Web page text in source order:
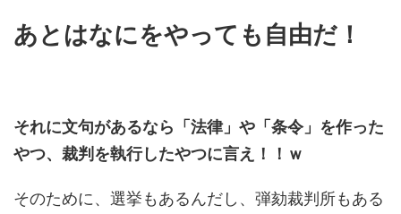
あとはなにをやっても自由だ！
それに文句があるなら「法律」や「条令」を作った
やつ、裁判を執行したやつに言え！！ｗ
そのために、選挙もあるんだし、弾劾裁判所もある